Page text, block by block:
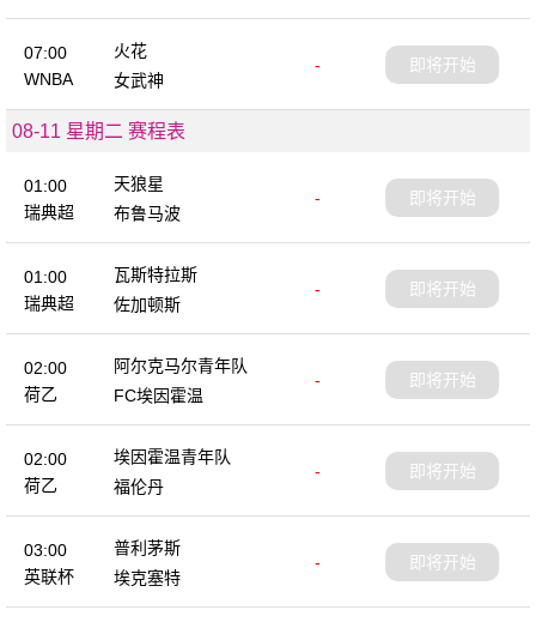
07:00
WNBA
火花
-
女武神
即将开始
08-11 星期二 赛程表
01:00
瑞典超
天狼星
-
布鲁马波
即将开始
01:00
瑞典超
瓦斯特拉斯
-
佐加顿斯
即将开始
02:00
荷乙
阿尔克马尔青年队
-
FC埃因霍温
即将开始
02:00
荷乙
埃因霍温青年队
-
福伦丹
即将开始
03:00
英联杯
普利茅斯
-
埃克塞特
即将开始